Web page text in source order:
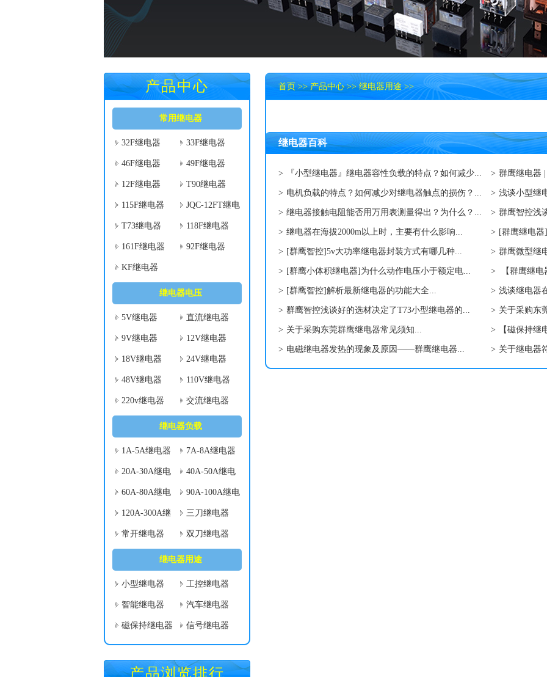
产品中心
常用继电器
32F继电器 33F继电器
46F继电器 49F继电器
12F继电器 T90继电器
115F继电器
JQC-12FT继电
T73继电器 118F继电器
161F继电器 92F继电器
KF继电器
继电器电压
5V继电器 直流继电器
9V继电器 12V继电器
18V继电器 24V继电器
48V继电器 110V继电器
220v继电器 交流继电器
继电器负载
1A-5A继电器 7A-8A继电器
20A-30A继电
40A-50A继电
60A-80A继电
90A-100A继电
120A-300A继
电器
三刀继电器
常开继电器 双刀继电器
继电器用途
小型继电器 工控继电器
智能继电器 汽车继电器
磁保持继电器 信号继电器
产品浏览排行
首页>>产品中心>>继电器用途>>
继电器百科
> 『小型继电器』继电器容性负载的特点？如何减少... > 群鹰继电器
> 电机负载的特点？如何减少对继电器触点的损伤？... > 浅谈小型继
> 继电器接触电阻能否用万用表测量得出？为什么？... > 群鹰智控浅
> 继电器在海拔2000m以上时，主要有什么影响... > [群鹰继电
> [群鹰智控]5v大功率继电器封装方式有哪几种... > 群鹰微型继
> [群鹰小体积继电器]为什么动作电压小于额定电... > 【群鹰继
> [群鹰智控]解析最新继电器的功能大全... > 浅谈继电器
> 群鹰智控浅谈好的选材决定了T73小型继电器的... > 关于采购东
> 关于采购东莞群鹰继电器常见须知... > 【磁保持
> 电磁继电器发热的现象及原因——群鹰继电器... > 关于继电器